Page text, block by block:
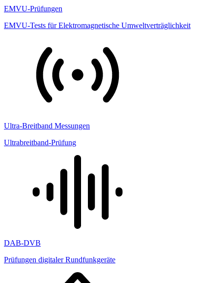
EMVU-Prüfungen
EMVU-Tests für Elektromagnetische Umweltverträglichkeit
Ultra-Breitband Messungen
Ultrabreitband-Prüfung
DAB-DVB
Prüfungen digitaler Rundfunkgeräte